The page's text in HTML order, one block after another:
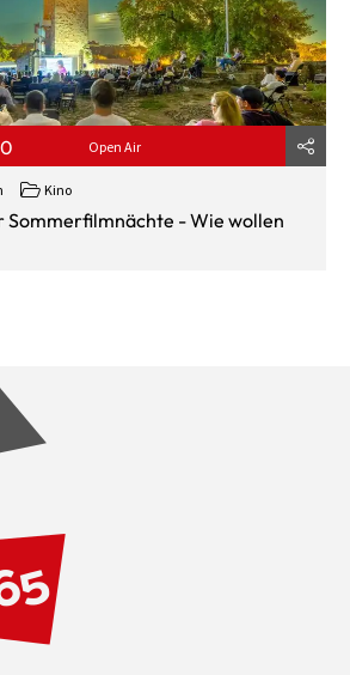
Kino
Open Air
Sommerfilmnächte - Wie wollen